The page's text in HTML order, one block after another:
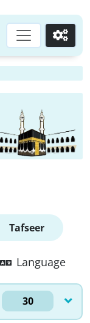
Go
Tafseer
Language
30